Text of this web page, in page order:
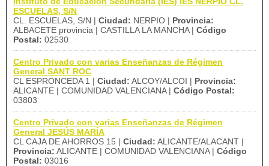
ESCUELAS, S/N
CL. ESCUELAS, S/N | Ciudad: NERPIO | Provincia:
ALBACETE provincia | CASTILLA LA MANCHA | Código
Postal: 02530
Centro Privado con varias Enseñanzas de Régimen
General SANT ROC
CL ESPRONCEDA 1 | Ciudad: ALCOY/ALCOI | Provincia:
ALICANTE | COMUNIDAD VALENCIANA | Código Postal:
03803
Centro Privado con varias Enseñanzas de Régimen
General JESÚS MARÍA
CL CAJA DE AHORROS 15 | Ciudad: ALICANTE/ALACANT |
Provincia: ALICANTE | COMUNIDAD VALENCIANA | Código
Postal: 03016